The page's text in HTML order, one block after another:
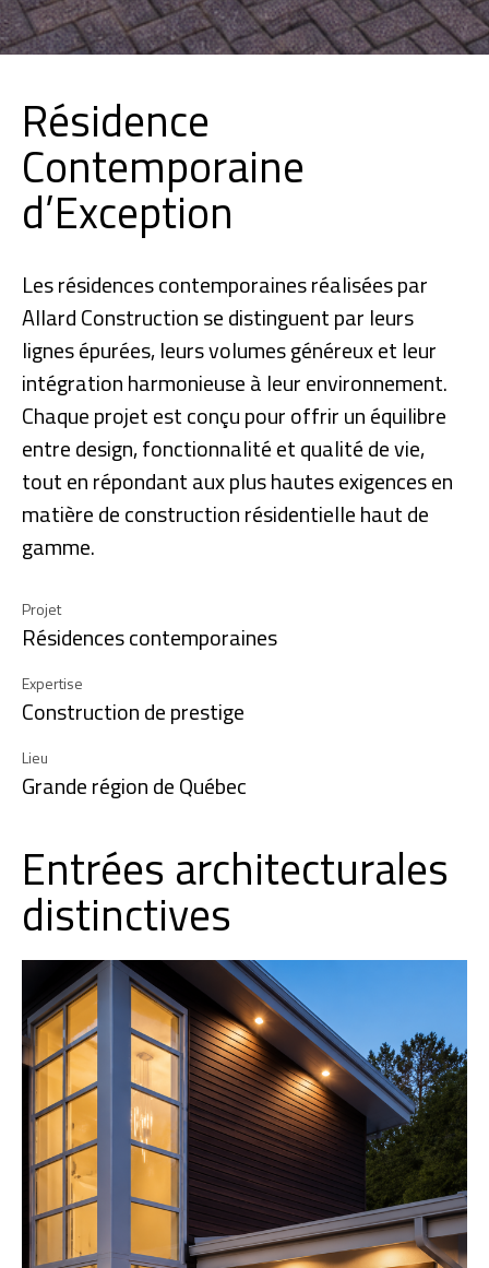
Projet
Résidences contemporaines
Expertise
Construction de prestige
Lieu
Grande région de Québec
Résidence
Contemporaine
d’Exception
Les résidences contemporaines réalisées par
Allard Construction se distinguent par leurs
lignes épurées, leurs volumes généreux et leur
intégration harmonieuse à leur environnement.
Chaque projet est conçu pour offrir un équilibre
entre design, fonctionnalité et qualité de vie,
tout en répondant aux plus hautes exigences en
matière de construction résidentielle haut de
gamme.
Entrées architecturales
distinctives